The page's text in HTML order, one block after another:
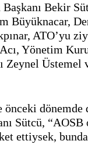
Bekir
Büyüknacar,
ATO’yu
Yönetim
Zeynel Üstemel
önceki
Sütcü,
ettiysek,